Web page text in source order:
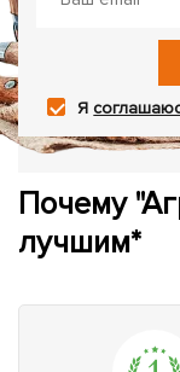
Я
Почему
лучшим*